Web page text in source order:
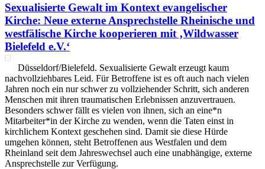
Sexualisierte Gewalt im Kontext evangelischer
Kirche: Neue externe Ansprechstelle Rheinische und
westfälische Kirche kooperieren mit ‚Wildwasser
Bielefeld e.V.‘
Düsseldorf/Bielefeld. Sexualisierte Gewalt erzeugt kaum
nachvollziehbares Leid. Für Betroffene ist es oft auch nach vielen
Jahren noch ein nur schwer zu vollziehender Schritt, sich anderen
Menschen mit ihren traumatischen Erlebnissen anzuvertrauen.
Besonders schwer fällt es vielen von ihnen, sich an eine*n
Mitarbeiter*in der Kirche zu wenden, wenn die Taten einst in
kirchlichem Kontext geschehen sind. Damit sie diese Hürde
umgehen können, steht Betroffenen aus Westfalen und dem
Rheinland seit dem Jahreswechsel auch eine unabhängige, externe
Ansprechstelle zur Verfügung.